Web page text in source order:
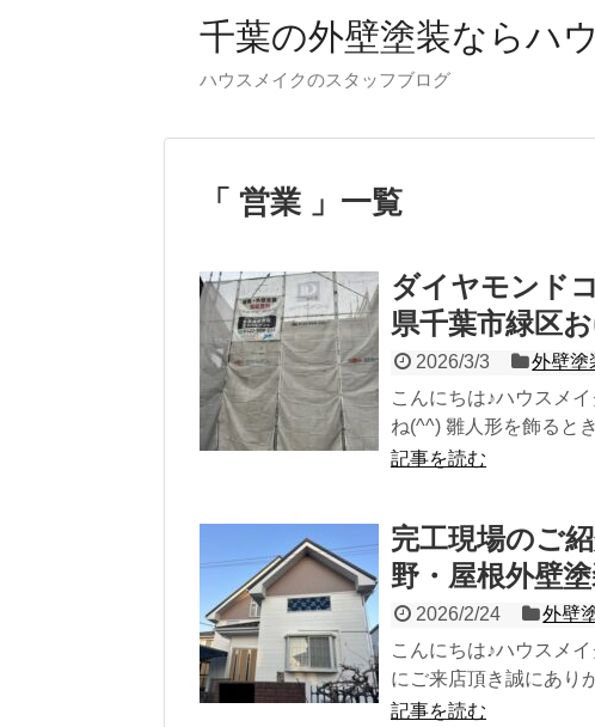
千葉の外壁塗装ならハ
ハウスメイクのスタッフブログ
「 営業 」一覧
ダイヤモンド
県千葉市緑区
2026/3/3
外壁塗
こんにちは♪ハウスメ
ね(^^) 雛人形を飾ると
記事を読む
完工現場のご
野・屋根外壁塗
2026/2/24
外壁
こんにちは♪ハウスメ
にご来店頂き誠にあり
記事を読む